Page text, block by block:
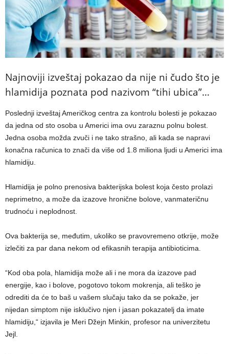
Najnoviji izveštaj pokazao da nije ni čudo što je
hlamidija poznata pod nazivom “tihi ubica”…
Poslednji izveštaj Američkog centra za kontrolu bolesti je pokazao
da jedna od sto osoba u Americi ima ovu zaraznu polnu bolest.
Jedna osoba možda zvuči i ne tako strašno, ali kada se napravi
konačna računica to znači da više od 1.8 miliona ljudi u Americi ima
hlamidiju.
Hlamidija je polno prenosiva bakterijska bolest koja često prolazi
neprimetno, a može da izazove hronične bolove, vanmateričnu
trudnoću i neplodnost.
Ova bakterija se, međutim, ukoliko se pravovremeno otkrije, može
izlečiti za par dana nekom od efikasnih terapija antibioticima.
“Kod oba pola, hlamidija može ali i ne mora da izazove pad
energije, kao i bolove, pogotovo tokom mokrenja, ali teško je
odrediti da će to baš u vašem slučaju tako da se pokaže, jer
nijedan simptom nije isklučivo njen i jasan pokazatelj da imate
hlamidiju,“ izjavila je Meri Džejn Minkin, profesor na univerzitetu
Jejl.